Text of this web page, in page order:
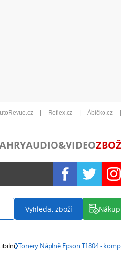
Reflex.cz Ábíčko.cz
HRYAUDIO&VIDEO
Vyhledat zboží
Tonery Náplně Epson T1804 -